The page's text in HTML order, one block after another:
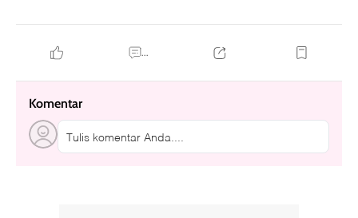
...
Komentar
Tulis komentar Anda....